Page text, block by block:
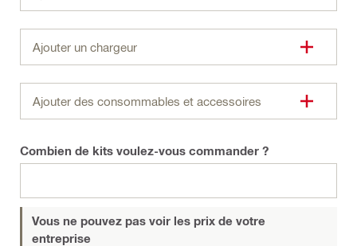
Ajouter un chargeur
Ajouter des consommables et accessoires
Combien de kits voulez-vous commander ?
Vous ne pouvez pas voir les prix de votre
entreprise